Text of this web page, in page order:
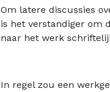
Om latere discussies
is het verstandiger om
naar het werk
In regel zou een